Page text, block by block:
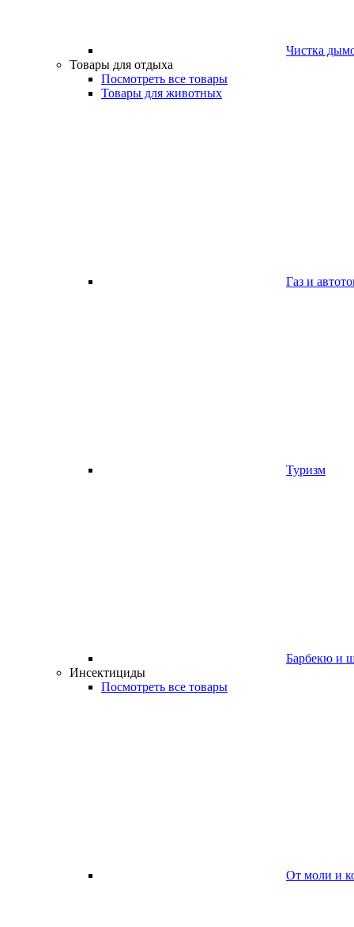
Чистка
Товары для отдыха
Посмотреть все товары
Товары для животных
Газ и
Туризм
Барбекю и
Инсектициды
Посмотреть все товары
От моли и